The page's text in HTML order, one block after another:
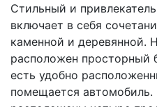
Стильный и
включает в себя
каменной и деревянной.
расположен просторный
есть удобно
помещается